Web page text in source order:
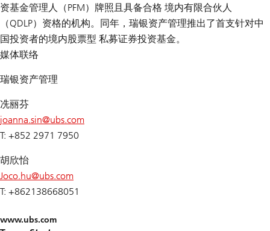
资基金管理人（PFM）牌照且具备合格 境内有限合伙人
（QDLP）资格的机构。同年，瑞银资产管理推出了首支针对中
国投资者的境内股票型 私募证券投资基金。
媒体联络
瑞银资产管理
冼丽芬
joanna.sin@ubs.com
T: +852 2971 7950
胡欣怡
Joco.hu@ubs.com
T: +862138668051
www.ubs.com